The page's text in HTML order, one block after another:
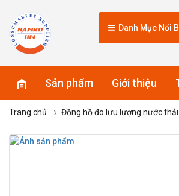
Danh Mục Nổi
Sản phẩm Giới thiệu
Trang chủ Đồng hồ đo lưu lượng nước thải